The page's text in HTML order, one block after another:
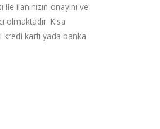
ilanınızın onayını ve
Kısa
kartı yada banka